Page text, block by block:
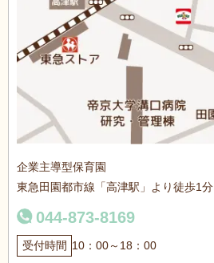
企業主導型保育園
東急田園都市線「高津駅」より徒歩1分
044-873-8169
受付時間 10：00～18：00